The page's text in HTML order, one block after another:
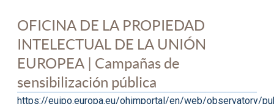
OFICINA DE LA PROPIEDAD
INTELECTUAL DE LA UNIÓN
EUROPEA | Campañas de
sensibilización pública
https://euipo.europa.eu/ohimportal/en/web/observatory/